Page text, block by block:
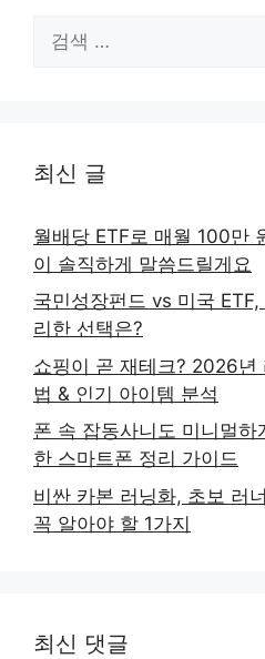
색:
최신 글
월배당 ETF로 매월 100만
이 솔직하게 말씀드릴게요
국민성장펀드 vs 미국
리한 선택은?
쇼핑이 곧 재테크? 2026년
법 & 인기 아이템 분석
폰 속 잡동사니도 미니멀하
한 스마트폰 정리 가이드
비싼 카본 러닝화, 초보 러
꼭 알아야 할 1가지
최신 댓글